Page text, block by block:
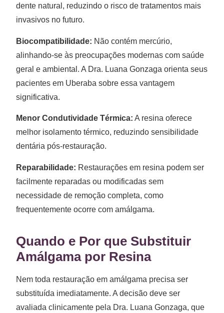
dente natural, reduzindo o risco de tratamentos mais
invasivos no futuro.
Biocompatibilidade: Não contém mercúrio,
alinhando-se às preocupações modernas com saúde
geral e ambiental. A Dra. Luana Gonzaga orienta seus
pacientes em Uberaba sobre essa vantagem
significativa.
Menor Condutividade Térmica: A resina oferece
melhor isolamento térmico, reduzindo sensibilidade
dentária pós-restauração.
Reparabilidade: Restaurações em resina podem ser
facilmente reparadas ou modificadas sem
necessidade de remoção completa, como
frequentemente ocorre com amálgama.
Quando e Por que Substituir
Amálgama por Resina
Nem toda restauração em amálgama precisa ser
substituída imediatamente. A decisão deve ser
avaliada clinicamente pela Dra. Luana Gonzaga, que